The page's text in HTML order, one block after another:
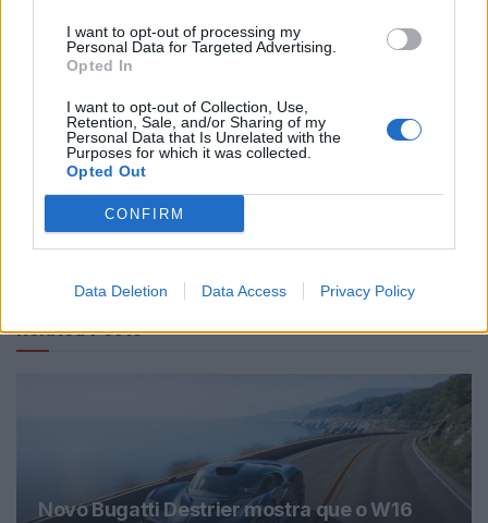
I want to opt-out of processing my
Personal Data for Targeted Advertising.
Opted In
I want to opt-out of Collection, Use,
Retention, Sale, and/or Sharing of my
Personal Data that Is Unrelated with the
Purposes for which it was collected.
Opted Out
CONFIRM
Data Deletion Data Access Privacy Policy
BYD Atto 2
Ricardo Carvalho
Related Posts
Novo Bugatti Destrier mostra que o W16